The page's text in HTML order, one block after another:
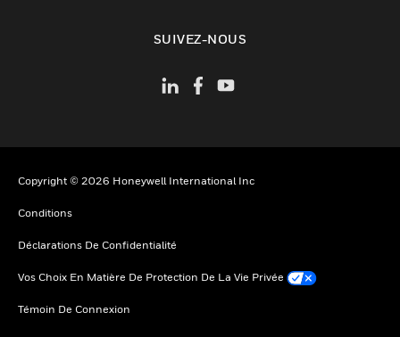
SUIVEZ-NOUS
Copyright © 2026 Honeywell International Inc
Conditions
Déclarations De Confidentialité
Vos Choix En Matière De Protection De La Vie Privée
Témoin De Connexion